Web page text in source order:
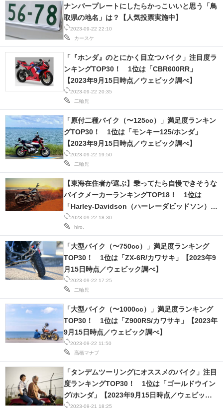
エレクトロニクス専門サイト
電子設計の基本と応用
エネルギーの専門メディア
建設×テクノロジーの最前線
ちょっと気になるネットの話題
2023-09-22 22:10
カースケ
ナンバープレートにしたらかっこいいと思う「鳥
取県の地名」は？【人気投票実施中】
2023-09-22 20:35
二輪児
「『ホンダ』のとにかく目立つバイク」注目度ラ
ンキングTOP30！ 1位は「CBR600RR」
【2023年9月15日時点／ウェビック調べ】
2023-09-22 19:50
二輪児
「原付二種バイク（〜125cc）」満足度ランキン
グTOP30！ 1位は「モンキー125/ホンダ」
【2023年9月15日時点／ウェビック調べ】
2023-09-22 18:30
hiro.
【東海在住者が選ぶ】乗ってたら自慢できそうな
バイクメーカーランキングTOP18！ 1位は
「Harley-Davidson（ハーレーダビッドソン）」
【2023年最新調査結果】
2023-09-22 17:25
二輪児
「大型バイク（〜750cc）」満足度ランキング
TOP30！ 1位は「ZX-6R/カワサキ」【2023年9
月15日時点／ウェビック調べ】
2023-09-22 11:50
高橋マナブ
「大型バイク（〜1000cc）」満足度ランキング
TOP30！ 1位は「Z900RS/カワサキ」【2023年
9月15日時点／ウェビック調べ】
2023-09-21 18:25
「タンデムツーリングにオススメのバイク」注目
度ランキングTOP30！ 1位は「ゴールドウイン
グ/ホンダ」【2023年9月15日時点／ウェビック
調べ】